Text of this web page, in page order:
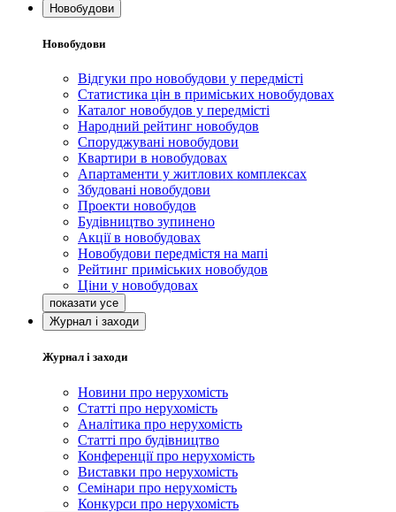
Новобудови
Новобудови
Відгуки про новобудови у передмісті
Статистика цін в приміських новобудовах
Каталог новобудов у передмісті
Народний рейтинг новобудов
Споруджувані новобудови
Квартири в новобудовах
Апартаменти у житлових комплексах
Збудовані новобудови
Проекти новобудов
Будівництво зупинено
Акції в новобудовах
Новобудови передмістя на мапі
Рейтинг приміських новобудов
Ціни у новобудовах
Журнал і заходи
Журнал і заходи
Новини про нерухомість
Статті про нерухомість
Аналітика про нерухомість
Статті про будівництво
Конференції про нерухомість
Виставки про нерухомість
Семінари про нерухомість
Конкурси про нерухомість